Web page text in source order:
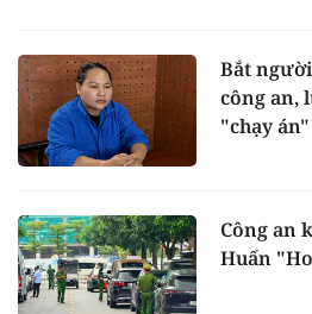
Bắt
công an,
"chạy án"
Công an
Huấn